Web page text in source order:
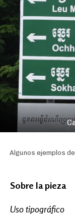
Algunos ejemplos
Sobre la pieza
Uso tipográfico